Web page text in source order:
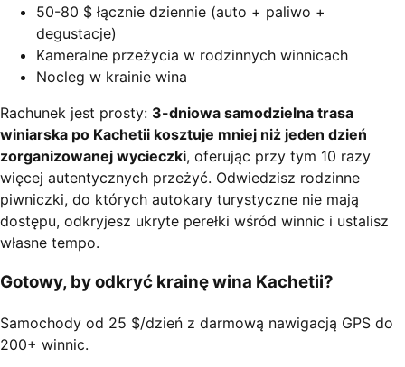
50-80 $ łącznie dziennie (auto + paliwo +
degustacje)
Kameralne przeżycia w rodzinnych winnicach
Nocleg w krainie wina
Rachunek jest prosty: 3-dniowa samodzielna trasa
winiarska po Kachetii kosztuje mniej niż jeden dzień
zorganizowanej wycieczki, oferując przy tym 10 razy
więcej autentycznych przeżyć. Odwiedzisz rodzinne
piwniczki, do których autokary turystyczne nie mają
dostępu, odkryjesz ukryte perełki wśród winnic i ustalisz
własne tempo.
Gotowy, by odkryć krainę wina Kachetii?
Samochody od 25 $/dzień z darmową nawigacją GPS do
200+ winnic.